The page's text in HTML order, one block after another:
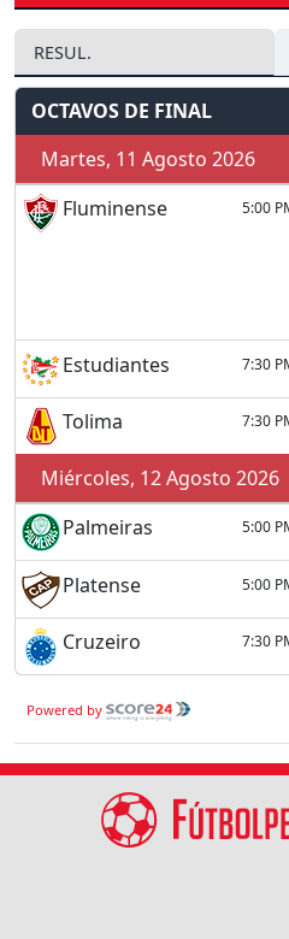
RESUL.
OCTAVOS DE FINAL
Martes, 11 Agosto 2026
Fluminense
5:00
Estudiantes 7:30
Tolima 7:30
Miércoles, 12 Agosto 2026
Palmeiras
5:00
Platense 5:00
Cruzeiro 7:30
Powered by